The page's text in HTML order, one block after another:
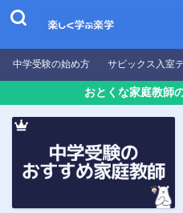
中学受験の始め方 サピックス入室
おとくな家庭教師